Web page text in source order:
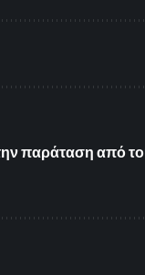
παράταση από